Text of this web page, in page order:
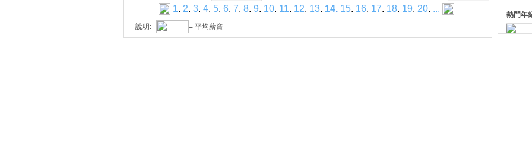
1. 2. 3. 4. 5. 6. 7. 8. 9. 10. 11. 12. 13. 14. 15. 16. 17. 18. 19. 20. ...
說明: = 平均薪資
熱門年